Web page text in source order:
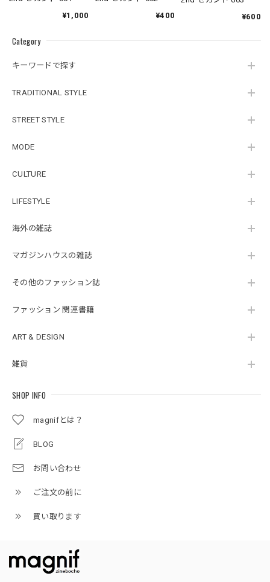
Category
キーワードで探す
TRADITIONAL STYLE
STREET STYLE
MODE
CULTURE
LIFESTYLE
海外の雑誌
マガジンハウスの雑誌
その他のファッション誌
ファッション 関連書籍
ART & DESIGN
雑貨
SHOP INFO
magnifとは？
BLOG
お問い合わせ
ご注文の前に
買い取ります
¥1,000
¥400
¥600